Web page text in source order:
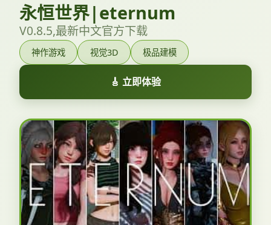
永恒世界|eternum
V0.8.5,最新中文官方下载
神作游戏 视觉3D 极品建模
🎸 立即体验